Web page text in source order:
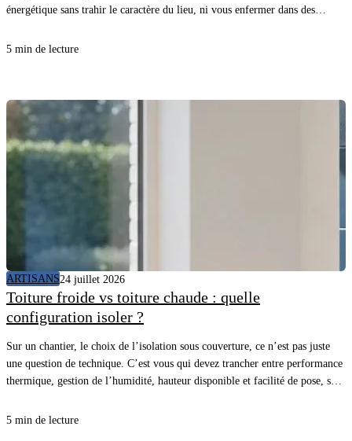
énergétique sans trahir le caractère du lieu, ni vous enfermer dans des
avancez vite, proprement, et vous sécurisez le résultat.
5 min de lecture
ARTISANS24 juillet 2026
Toiture froide vs toiture chaude : quelle
configuration isoler ?
Sur un chantier, le choix de l’isolation sous couverture, ce n’est pas juste
une question de technique. C’est vous qui devez trancher entre performance
thermique, gestion de l’humidité, hauteur disponible et facilité de pose, sans
d’été comme d’hiver, et vous évitez les désordres qui coûtent cher au retour.
5 min de lecture